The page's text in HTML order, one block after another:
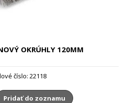
OKRÚHLY 120MM
číslo: 22118
Pridať do zoznamu